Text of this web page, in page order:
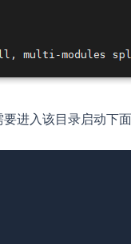
要进入该目录启动下